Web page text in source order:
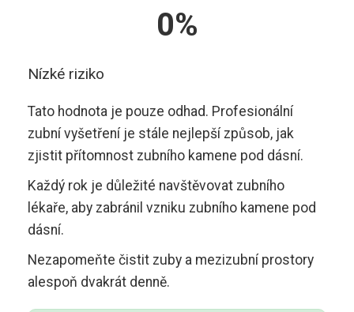
0%
Nízké riziko
Tato hodnota je pouze odhad. Profesionální
zubní vyšetření je stále nejlepší způsob, jak
zjistit přítomnost zubního kamene pod dásní.
Každý rok je důležité navštěvovat zubního
lékaře, aby zabránil vzniku zubního kamene pod
dásní.
Nezapomeňte čistit zuby a mezizubní prostory
alespoň dvakrát denně.